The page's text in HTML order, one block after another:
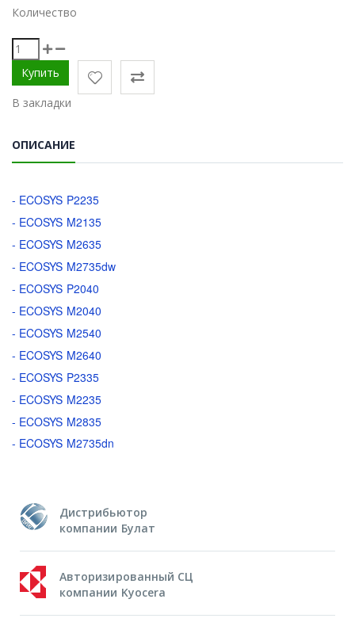
Количество
В закладки
ОПИСАНИЕ
- ECOSYS P2235
- ECOSYS M2135
- ECOSYS M2635
- ECOSYS M2735dw
- ECOSYS P2040
- ECOSYS M2040
- ECOSYS M2540
- ECOSYS M2640
- ECOSYS P2335
- ECOSYS M2235
- ECOSYS M2835
- ECOSYS M2735dn
Дистрибьютор
компании Булат
Авторизированный СЦ
компании Kyocera